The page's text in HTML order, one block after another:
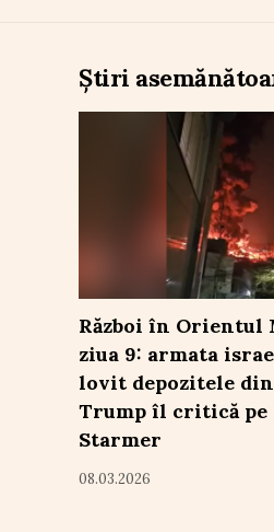
Știri
Război în Orientul
ziua 9: armata
lovit depozitele
Trump îl critică pe
Starmer
08.03.2026